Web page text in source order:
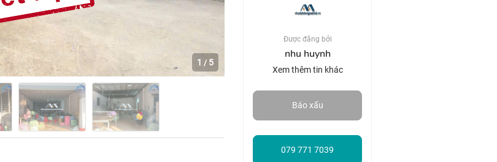
1 / 5
Được đăng bởi
nhu huynh
Xem thêm tin khác
Báo xấu
079 771 7039